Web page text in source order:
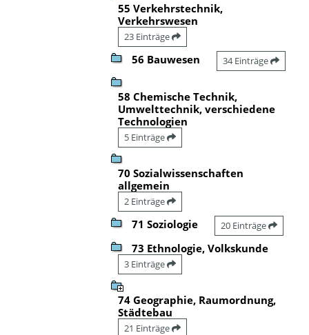
55 Verkehrstechnik,
Verkehrswesen
23 Einträge
56 Bauwesen 34 Einträge
58 Chemische Technik,
Umwelttechnik, verschiedene
Technologien
5 Einträge
70 Sozialwissenschaften
allgemein
2 Einträge
71 Soziologie 20 Einträge
73 Ethnologie, Volkskunde
3 Einträge
74 Geographie, Raumordnung,
Städtebau
21 Einträge